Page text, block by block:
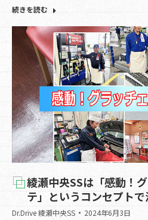
続きを読む
綾瀬中央SSは「感動！
テ」というコンセプトで
Dr.Drive 綾瀬中央SS 2024年6月3日